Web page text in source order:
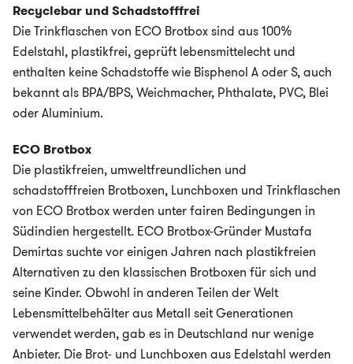
Recyclebar und Schadstofffrei
Die Trinkflaschen von ECO Brotbox sind aus 100%
Edelstahl, plastikfrei, geprüft lebensmittelecht und
enthalten keine Schadstoffe wie Bisphenol A oder S, auch
bekannt als BPA/BPS, Weichmacher, Phthalate, PVC, Blei
oder Aluminium.
ECO Brotbox
Die plastikfreien, umweltfreundlichen und
schadstofffreien Brotboxen, Lunchboxen und Trinkflaschen
von ECO Brotbox werden unter fairen Bedingungen in
Südindien hergestellt. ECO Brotbox-Gründer Mustafa
Demirtas suchte vor einigen Jahren nach plastikfreien
Alternativen zu den klassischen Brotboxen für sich und
seine Kinder. Obwohl in anderen Teilen der Welt
Lebensmittelbehälter aus Metall seit Generationen
verwendet werden, gab es in Deutschland nur wenige
Anbieter. Die Brot- und Lunchboxen aus Edelstahl werden